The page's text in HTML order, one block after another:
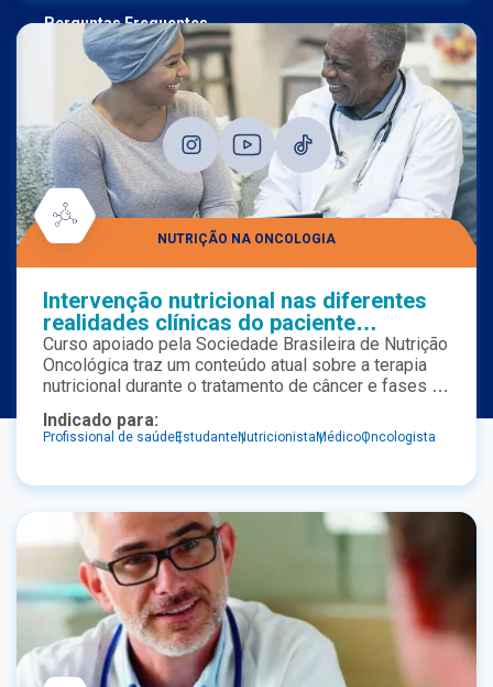
NUTRIÇÃO NA ONCOLOGIA
Intervenção nutricional nas diferentes
realidades clínicas do paciente
oncológico
Curso apoiado pela Sociedade Brasileira de Nutrição
Oncológica traz um conteúdo atual sobre a terapia
nutricional durante o tratamento de câncer e fases da
Indicado para:
Profissional de saúdeEstudanteNutricionista MédicoOncologista
Perguntas Frequentes
nestlehealthscience.com.br
nestlenutre.com.br
Termos de uso |Política de Privacidade|
©2026 Nestlé Nutrition & Health